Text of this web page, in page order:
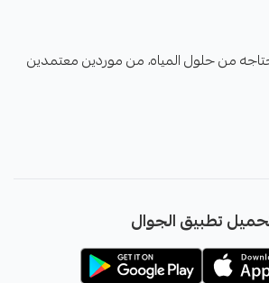
من حلول المياه، من موردين معتمدين
تطبيق الجوال